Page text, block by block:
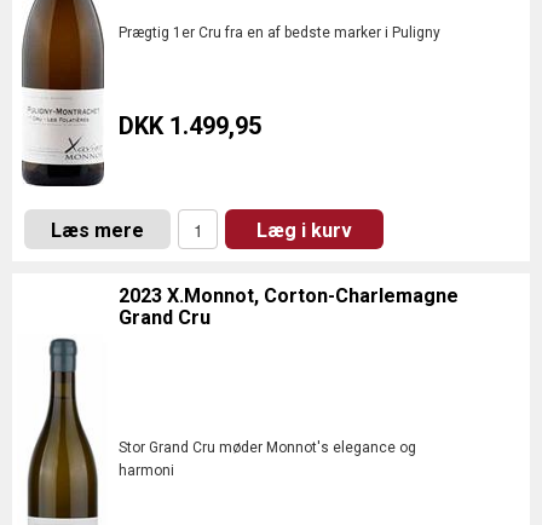
Prægtig 1er Cru fra en af bedste marker i Puligny
DKK 1.499,95
Læs mere Læg i kurv
2023 X.Monnot, Corton-Charlemagne
Grand Cru
Stor Grand Cru møder Monnot's elegance og
harmoni